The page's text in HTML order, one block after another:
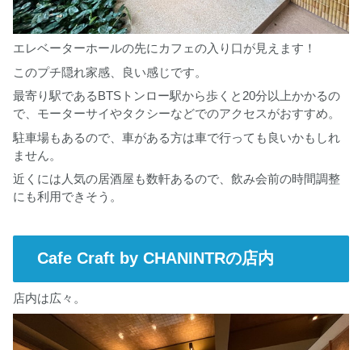
エレベーターホールの先にカフェの入り口が見えます！
このプチ隠れ家感、良い感じです。
最寄り駅であるBTSトンロー駅から歩くと20分以上かかるの
で、モーターサイやタクシーなどでのアクセスがおすすめ。
駐車場もあるので、車がある方は車で行っても良いかもしれ
ません。
近くには人気の居酒屋も数軒あるので、飲み会前の時間調整
にも利用できそう。
Cafe Craft by CHANINTRの店内
店内は広々。